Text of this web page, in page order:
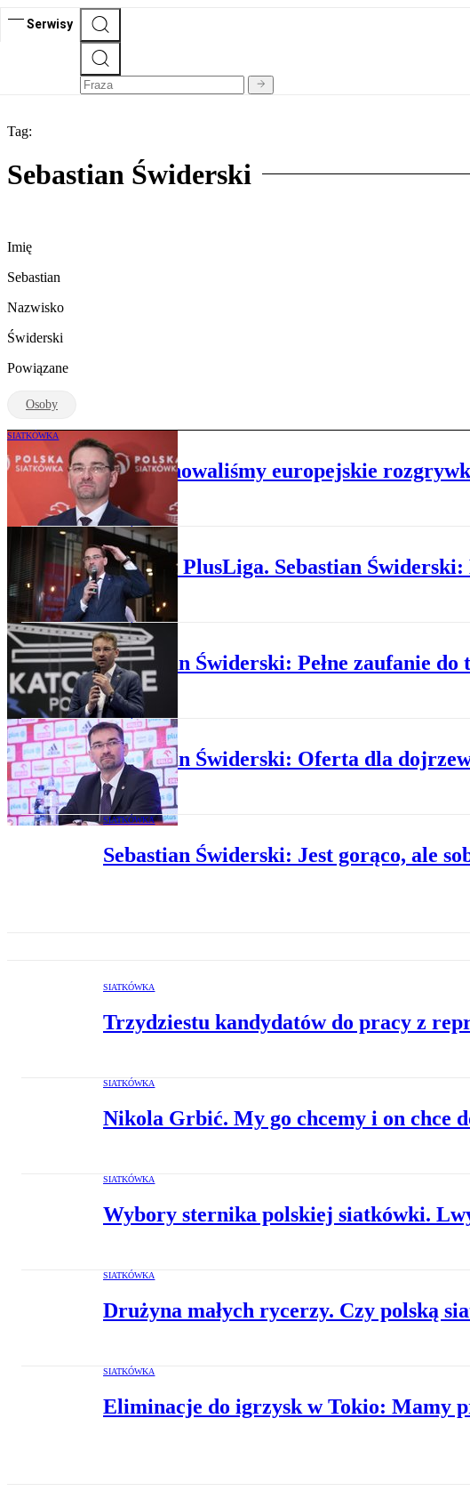
Serwisy
Tag:
Sebastian Świderski
Imię
Sebastian
Nazwisko
Świderski
Powiązane
Osoby
SIATKÓWKA
Świderski: Zdominowaliśmy europejskie
SIATKÓWKA
Startuje PlusLiga. Sebastian
SIATKÓWKA
Sebastian Świderski: Pełne zaufanie
SIATKÓWKA
Sebastian Świderski: Oferta dla
SIATKÓWKA
Sebastian Świderski: Jest gorąco, ale
SIATKÓWKA
Trzydziestu kandydatów do pracy z
SIATKÓWKA
Nikola Grbić. My go chcemy i on chce
SIATKÓWKA
Wybory sternika polskiej siatkówki.
SIATKÓWKA
Drużyna małych rycerzy. Czy polską
SIATKÓWKA
Eliminacje do igrzysk w Tokio: Mamy